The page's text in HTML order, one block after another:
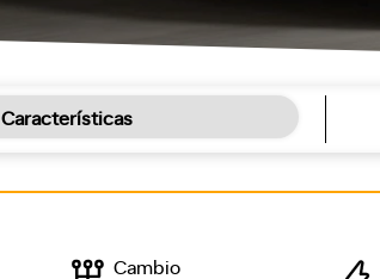
Características
Cambio